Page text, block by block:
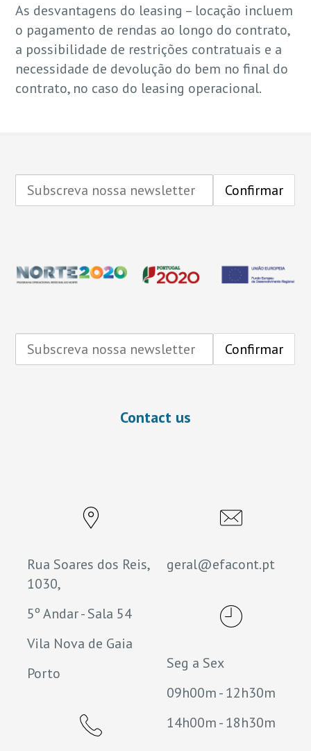
As desvantagens do leasing – locação incluem
o pagamento de rendas ao longo do contrato,
a possibilidade de restrições contratuais e a
necessidade de devolução do bem no final do
contrato, no caso do leasing operacional.
Contact us
Rua Soares dos Reis,
1030,
5º Andar - Sala 54
Vila Nova de Gaia
Porto
geral@efacont.pt
Seg a Sex
09h00m - 12h30m
14h00m - 18h30m